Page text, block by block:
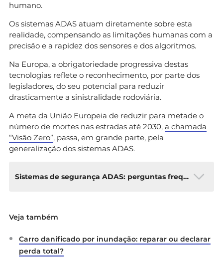
humano.
Os sistemas ADAS atuam diretamente sobre esta
realidade, compensando as limitações humanas com a
precisão e a rapidez dos sensores e dos algoritmos.
Na Europa, a obrigatoriedade progressiva destas
tecnologias reflete o reconhecimento, por parte dos
legisladores, do seu potencial para reduzir
drasticamente a sinistralidade rodoviária.
A meta da União Europeia de reduzir para metade o
número de mortes nas estradas até 2030, a chamada
“Visão Zero”, passa, em grande parte, pela
generalização dos sistemas ADAS.
Sistemas de segurança ADAS: perguntas frequentes
Advanced Driver Assistance
Condução em português. São tecnologias
integradas no veículo que assistem o condutor
Veja também
Carro danificado por inundação: reparar ou declarar
perda total?